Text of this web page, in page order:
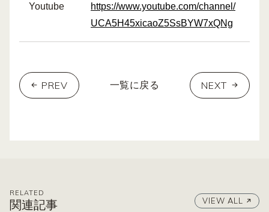
Youtube
https://www.youtube.com/channel/
UCA5H45xicaoZ5SsBYW7xQNg
PREV 一覧に戻る NEXT
RELATED
関連記事 VIEW ALL